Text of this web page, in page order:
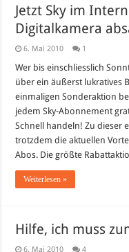
Jetzt Sky im
Digitalkamera
6. Mai 2010 1
Wer bis einschliesslich
über ein äußerst lukratives
einmaligen Sonderaktion
jedem Sky-Abonnement
Schnell handeln! Zu dieser
trotzdem die aktuellen
Abos. Die größte
Weiterlesen »
Hilfe, ich muss
6. Mai 2010 4